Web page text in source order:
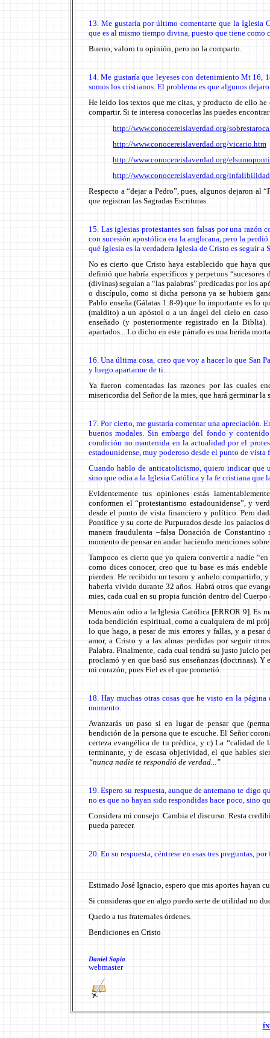
13.Me gustaría por último comentarte que la Iglesia
que es al mismo tiempo divina, puesto que tiene como
Bueno, valoro tu opinión, pero no la comparto.
14. Me gustaría que leyeses con detenimiento Mt 16,
somos los cristianos. El problema es que algunos
He leído los textos que me citas, y producto de ello he
compartir. Si te interesa conocerlas las puedes
http://www.conocereislaverdad.org/
http://www.conocereislaverdad.org/vicario.htm
http://www.conocereislaverdad.org/
http://www.conocereislaverdad.org/
Respecto a “dejar a Pedro”, pues, algunos dejaron al
que registran las Sagradas Escrituras.
15. Las iglesias protestantes son falsas por una
con sucesión apostólica era la anglicana, pero la
qué iglesia es la verdadera Iglesia de Cristo es seguir
No es cierto que Cristo haya establecido que haya
definió que habría específicos y perpetuos “sucesores
(divinas) seguían a “las palabras” predicadas por los
o discípulo, como si dicha persona ya se hubiera
Pablo enseña (Gálatas 1:8-9) que lo importante es lo
(maldito) a un apóstol o a un ángel del cielo en
enseñado (y posteriormente registrado en la
apartados... Lo dicho en este párrafo es una herida
16. Una última cosa, creo que voy a hacer lo que San
y luego apartarme de ti.
Ya fueron comentadas las razones por las cuales
misericordia del Señor de la mies, que hará germinar
17. Por cierto, me gustaría comentar una apreciación.
buenos modales. Sin embargo del fondo y
condición no mantenida en la actualidad por el
estadounidense, muy poderoso desde el punto de
Cuando hablo de anticatolicismo, quiero indicar que
sino que odia a la Iglesia Católica y la fe cristiana que
Evidentemente tus opiniones estás
conformen el “protestantismo estadounidense”, y
desde el punto de vista financiero y político. Pero
Pontífice y su corte de Purpurados desde los palacios
manera fraudulenta –falsa Donación de
momento de pensar en andar haciendo menciones
Tampoco es cierto que yo quiera convertir a nadie
como dices conocer, creo que tu base es más
pierden. He recibido un tesoro y anhelo compartirlo,
haberla vivido durante 32 años. Habrá otros que
mies, cada cual en su propia función dentro del
Menos aún odio a la Iglesia Católica [ERROR 9]. Es
toda bendición espiritual, como a cualquiera de mi
lo que hago, a pesar de mis errores y fallas, y a
amor, a Cristo y a las almas perdidas por seguir
Palabra. Finalmente, cada cual tendrá su justo juicio
proclamó y en que basó sus enseñanzas (doctrinas).
mi corazón, pues Fiel es el que prometió.
18. Hay muchas otras cosas que he visto en la
momento.
Avanzarás un paso si en lugar de pensar que
bendición de la persona que te escuche. El Señor
certeza evangélica de tu prédica, y c) La “calidad de
terminante, y de escasa objetividad, el que hables
“nunca nadie te respondió de verdad...”
19. Espero su respuesta, aunque de antemano te digo
no es que no hayan sido respondidas hace poco, sino
Considera mi consejo. Cambia el discurso. Resta
pueda parecer.
20. En su respuesta, céntrese en esas tres preguntas, por
Estimado José Ignacio, espero que mis aportes hayan
Si consideras que en algo puedo serte de utilidad no
Quedo a tus fraternales órdenes.
Bendiciones en Cristo
Daniel Sapia
webmaster